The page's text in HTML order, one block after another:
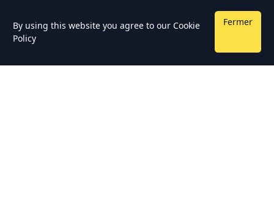
By using this website you agree to our Cookie
Policy
Fermer